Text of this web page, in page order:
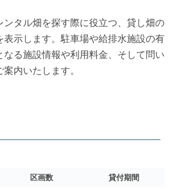
ンタル畑を探す際に役立つ、貸し畑の
表示します。駐車場や給排水施設の有
なる施設情報や利用料金、そして問い
内いたします。
区画数 貸付期間